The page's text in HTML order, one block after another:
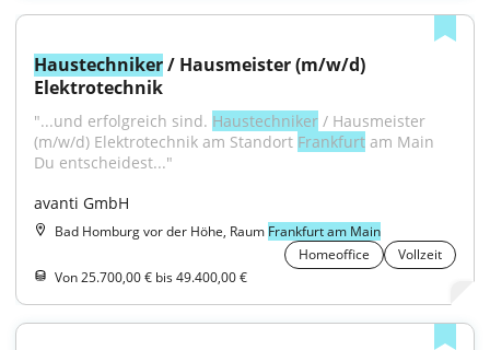
Haustechniker / Hausmeister (m/w/d)
Elektrotechnik
"...und erfolgreich sind. Haustechniker / Hausmeister
(m/w/d) Elektrotechnik am Standort Frankfurt am Main
Du entscheidest..."
avanti GmbH
Bad Homburg vor der Höhe, Raum Frankfurt am Main
Homeoffice
Vollzeit
Von 25.700,00 € bis 49.400,00 €